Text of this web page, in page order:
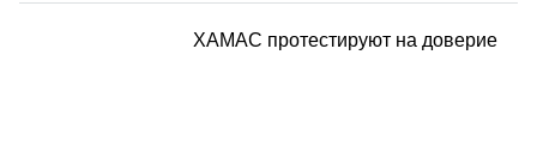
ХАМАС протестируют на доверие